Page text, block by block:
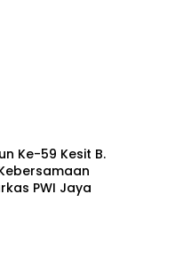
Ke-59 Kesit B.
PWI Jaya